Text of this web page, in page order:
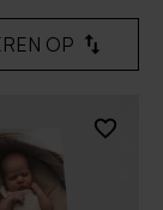
OP